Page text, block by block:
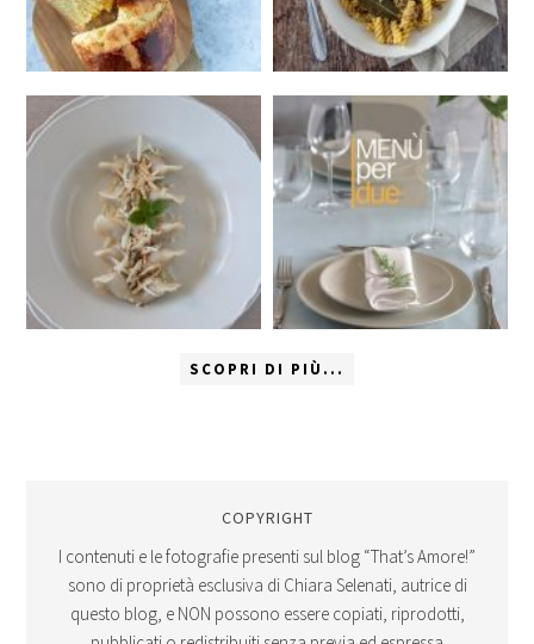
SCOPRI DI PIÙ...
COPYRIGHT
I contenuti e le fotografie presenti sul blog “That’s Amore!”
sono di proprietà esclusiva di Chiara Selenati, autrice di
questo blog, e NON possono essere copiati, riprodotti,